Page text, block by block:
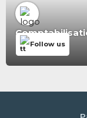
Follow us